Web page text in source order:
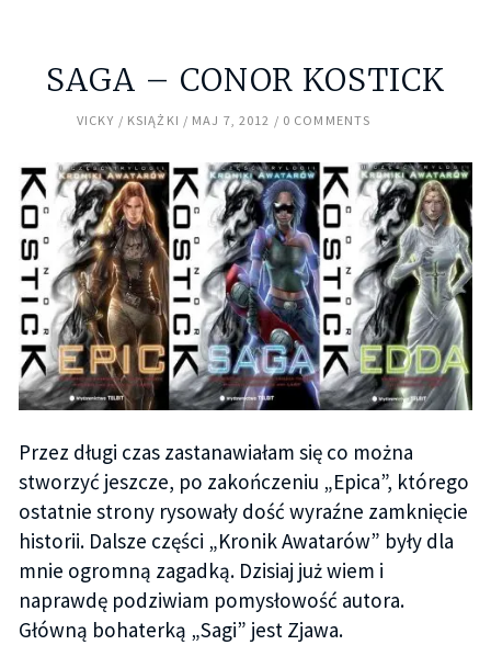
SAGA – CONOR KOSTICK
VICKY KSIĄŻKI MAJ 7, 2012 0 COMMENTS
Przez długi czas zastanawiałam się co można
stworzyć jeszcze, po zakończeniu „Epica”, którego
ostatnie strony rysowały dość wyraźne zamknięcie
historii. Dalsze części „Kronik Awatarów” były dla
mnie ogromną zagadką. Dzisiaj już wiem i
naprawdę podziwiam pomysłowość autora.
Główną bohaterką „Sagi” jest Zjawa.